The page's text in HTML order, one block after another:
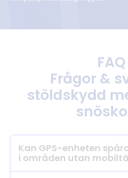
FAQ
Frågor &
stöldskydd
Kan GPS-enheten
i områden utan